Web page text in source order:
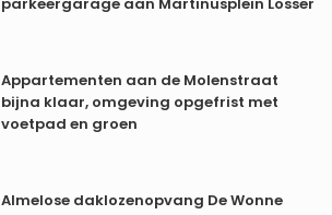
parkeergarage aan Martinusplein Losser
Appartementen aan de Molenstraat
bijna klaar, omgeving opgefrist met
voetpad en groen
Almelose daklozenopvang De Wonne